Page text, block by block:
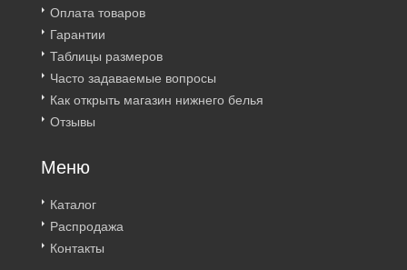
Оплата товаров
Гарантии
Таблицы размеров
Часто задаваемые вопросы
Как открыть магазин нижнего белья
Отзывы
Меню
Каталог
Распродажа
Контакты